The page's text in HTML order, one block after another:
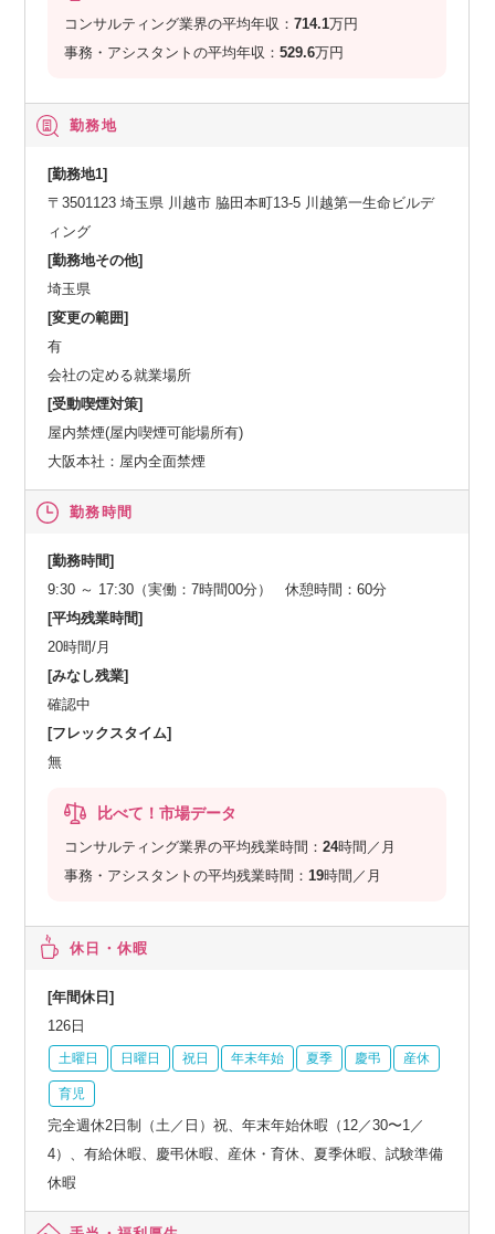
コンサルティング業界の平均年収：714.1万円
事務・アシスタントの平均年収：529.6万円
勤務地
[勤務地1]
〒3501123 埼玉県 川越市 脇田本町13-5 川越第一生命ビルデ
ィング
[勤務地その他]
埼玉県
[変更の範囲]
有
会社の定める就業場所
[受動喫煙対策]
屋内禁煙(屋内喫煙可能場所有)
大阪本社：屋内全面禁煙
勤務時間
[勤務時間]
9:30 ～ 17:30（実働：7時間00分） 休憩時間：60分
[平均残業時間]
20時間/月
[みなし残業]
確認中
[フレックスタイム]
無
比べて！市場データ
コンサルティング業界の平均残業時間：24時間／月
事務・アシスタントの平均残業時間： 19時間／月
休日・休暇
[年間休日]
126日
土曜日 日曜日 祝日 年末年始 夏季 慶弔 産休
育児
完全週休2日制（土／日）祝、年末年始休暇（12／30〜1／
4）、有給休暇、慶弔休暇、産休・育休、夏季休暇、試験準備
休暇